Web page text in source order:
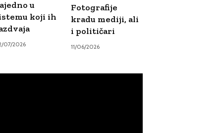
u
koji ih
07/2026
Fotografije
kradu mediji, ali
i političari
11/06/2026